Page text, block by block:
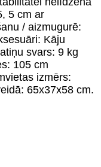
5 cm ar
/ aizmugurē:
Kāju
svars: 9 kg
105 cm
izmērs:
65x37x58 cm.